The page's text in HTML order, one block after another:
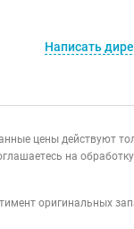
Написать
цены действуют
на
оригинальных